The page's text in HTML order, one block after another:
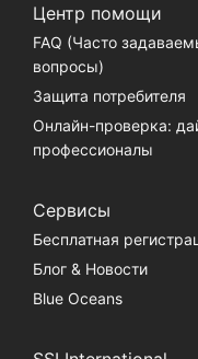
Центр помощи
FAQ (Часто
вопросы)
Защита потребителя
Онлайн-проверка:
профессионалы
Сервисы
Бесплатная
Блог & Новости
Blue Oceans